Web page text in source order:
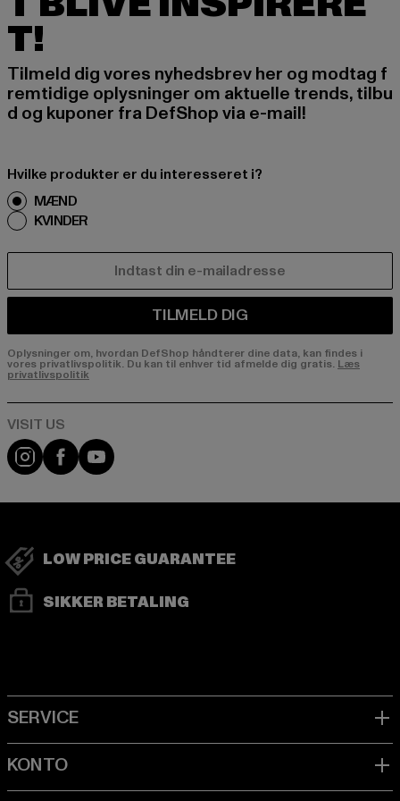
T!
Tilmeld dig vores nyhedsbrev her og modtag f
remtidige oplysninger om aktuelle trends, tilbu
d og kuponer fra DefShop via e-mail!
Hvilke produkter er du interesseret i?
MÆND
KVINDER
TILMELD DIG
Oplysninger om, hvordan DefShop håndterer dine data, kan findes i
vores privatlivspolitik. Du kan til enhver tid afmelde dig gratis.Læs
privatlivspolitik
Visit our Instagram page:
Visit our Facebook page:
Visit our YouTube channel:
LOW PRICE GUARANTEE
SIKKER BETALING